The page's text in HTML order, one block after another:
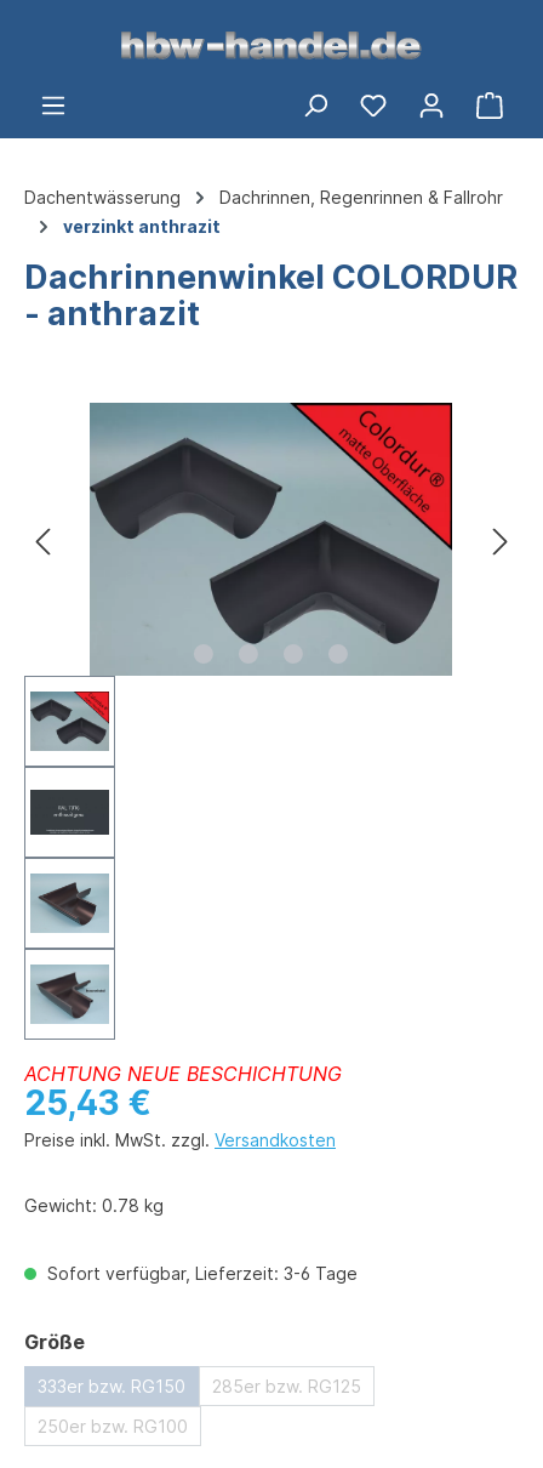
springen
Dachentwässerung
Dachrinnen, Regenrinnen & Fallrohr
verzinkt anthrazit
Dachrinnenwinkel COLORDUR
- anthrazit
ACHTUNG NEUE BESCHICHTUNG
25,43 €
Preise inkl. MwSt. zzgl. Versandkosten
Gewicht: 0.78 kg
Sofort verfügbar, Lieferzeit: 3-6 Tage
Größeauswählen
333er bzw. RG150
285er bzw. RG125
250er bzw. RG100